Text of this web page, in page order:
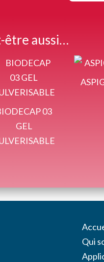
être aussi…
03
GEL
Qui